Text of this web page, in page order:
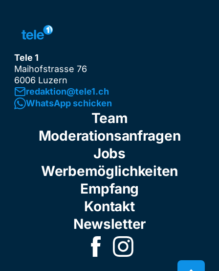
Tele 1
Maihofstrasse 76
6006 Luzern
redaktion@tele1.ch
WhatsApp schicken
Team
Moderationsanfragen
Jobs
Werbemöglichkeiten
Empfang
Kontakt
Newsletter